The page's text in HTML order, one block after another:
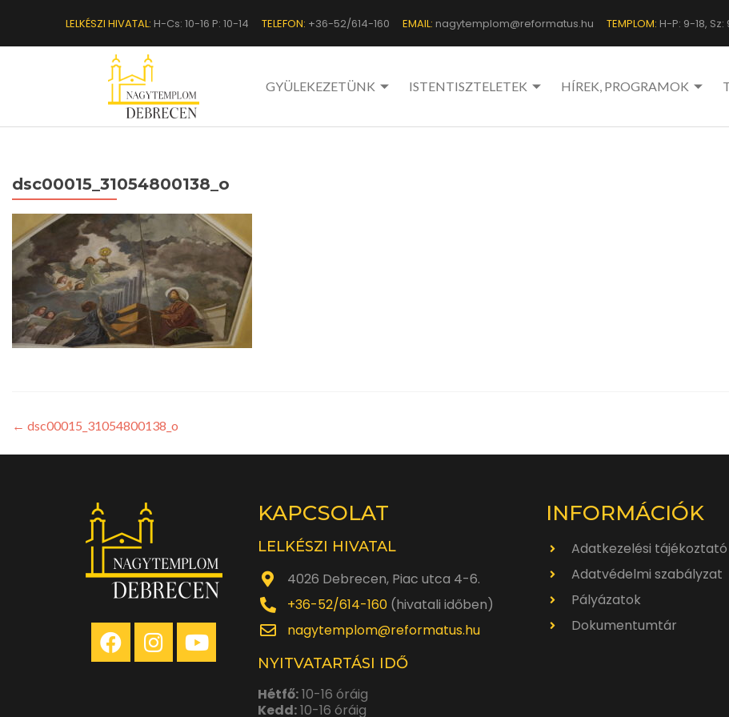
LELKÉSZI HIVATAL: H-Cs: 10-16 P: 10-14 TELEFON: +36-52/614-160 EMAIL: nagytemplom@reformatus.hu TEMPLOM: H-P: 9-18, Sz:
GYÜLEKEZETÜNK ISTENTISZTELETEK HÍREK, PROGRAMOK
dsc00015_31054800138_o
← dsc00015_31054800138_o
KAPCSOLAT
LELKÉSZI HIVATAL
4026 Debrecen, Piac utca 4-6.
+36-52/614-160 (hivatali időben)
nagytemplom@reformatus.hu
NYITVATARTÁSI IDŐ
Hétfő:10-16 óráig
Kedd:10-16 óráig
INFORMÁCIÓK
Adatkezelési tájékoztató
Adatvédelmi szabályzat
Pályázatok
Dokumentumtár